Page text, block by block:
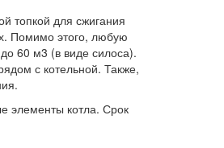
топкой для сжигания
Помимо этого, любую
60 м3 (в виде силоса).
с котельной. Также,
элементы котла. Срок